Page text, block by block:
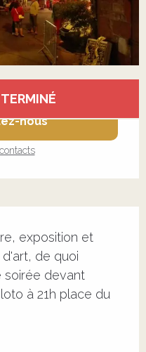
nous
exposition et
de quoi
soirée devant
à 21h place du